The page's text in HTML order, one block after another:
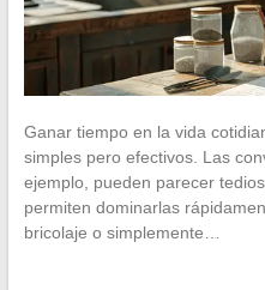
Ganar tiempo en la vida
simples pero efectivos. Las
ejemplo, pueden parecer
permiten dominarlas
bricolaje o simplemente…